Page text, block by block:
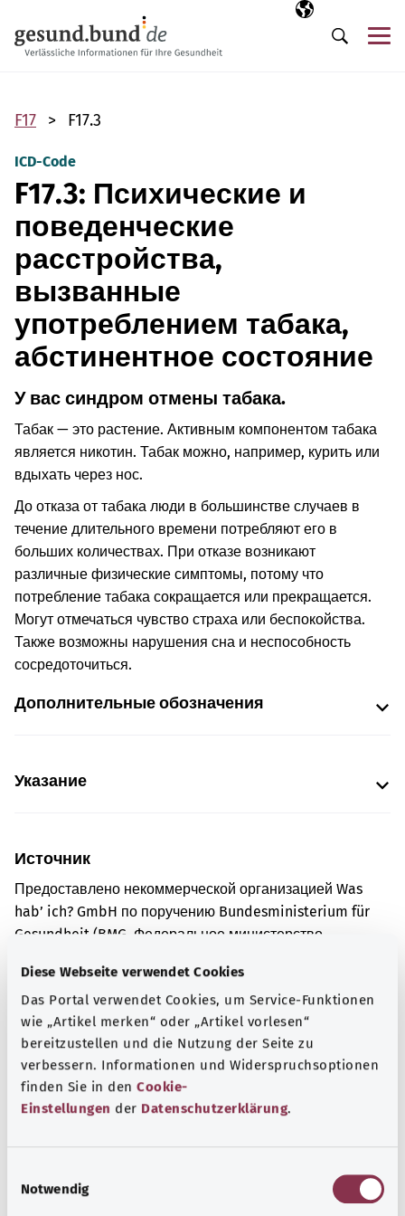
Diese Webseite verwendet Cookies
Das Portal verwendet Cookies, um Service-Funktionen
wie „Artikel merken“ oder „Artikel vorlesen“
bereitzustellen und die Nutzung der Seite zu
verbessern. Informationen und Widerspruchsoptionen
finden Sie in den Cookie-
Einstellungen der Datenschutzerklärung.
Notwendig
Выбранный
RU
Поиск
F17 F17.3
ICD-Code
F17.3: Психические и
поведенческие
расстройства,
вызванные
употреблением табака,
абстинентное состояние
У вас синдром отмены табака.
Табак — это растение. Активным компонентом табака
является никотин. Табак можно, например, курить или
вдыхать через нос.
До отказа от табака люди в большинстве случаев в
течение длительного времени потребляют его в
больших количествах. При отказе возникают
различные физические симптомы, потому что
потребление табака сокращается или прекращается.
Могут отмечаться чувство страха или беспокойства.
Также возможны нарушения сна и неспособность
сосредоточиться.
Дополнительные обозначения
Указание
Источник
Предоставлено некоммерческой организацией Was
hab’ ich? GmbH по поручению Bundesministerium für
Gesundheit (BMG, Федеральное министерство
Для хорошей осведомленности
Другие статьи